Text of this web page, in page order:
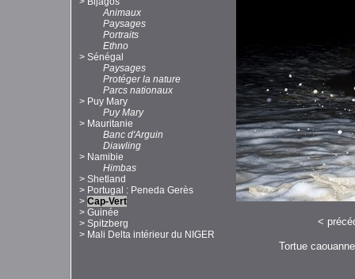
Animaux
Paysages
Portraits
Ethno
> Sénégal
Paysages
Protéger la nature
Parcs nationaux
> Puy Mary
Puy Mary
> Mauritanie
Banc d'Arguin
Diawling
> Namibie
Himbas
> Shetland
> Portugal : Peneda Gerès
> Cap-Vert
> Guinée
> Spitzberg
> Mali Delta intérieur du NIGER
<
Tortue